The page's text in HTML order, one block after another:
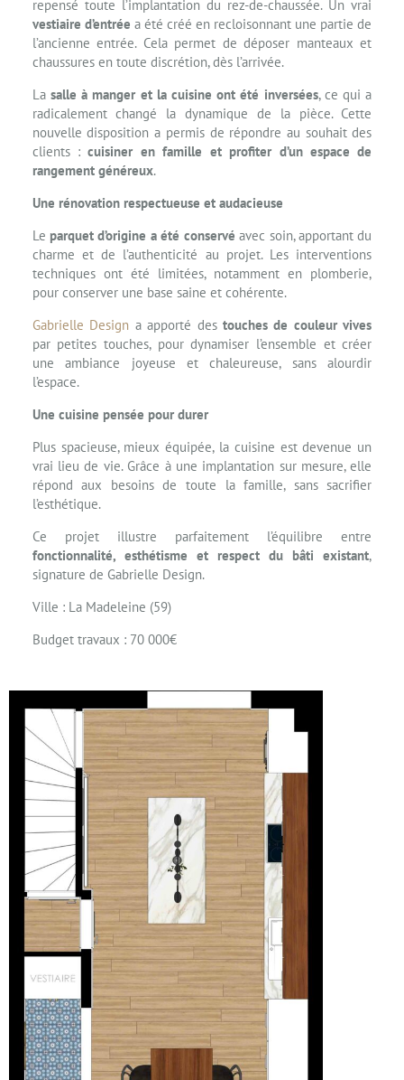
repensé toute l’implantation du rez-de-chaussée. Un vrai
vestiaire d’entrée a été créé en recloisonnant une partie de
l’ancienne entrée. Cela permet de déposer manteaux et
chaussures en toute discrétion, dès l’arrivée.
La salle à manger et la cuisine ont été inversées, ce qui a
radicalement changé la dynamique de la pièce. Cette
nouvelle disposition a permis de répondre au souhait des
clients :cuisiner en famille et profiter d’un espace de
rangement généreux.
Une rénovation respectueuse et audacieuse
Le parquet d’origine a été conservé avec soin, apportant du
charme et de l’authenticité au projet. Les interventions
techniques ont été limitées, notamment en plomberie,
pour conserver une base saine et cohérente.
Gabrielle Design a apporté des touches de couleur vives
par petites touches, pour dynamiser l’ensemble et créer
une ambiance joyeuse et chaleureuse, sans alourdir
l’espace.
Une cuisine pensée pour durer
Plus spacieuse, mieux équipée, la cuisine est devenue un
vrai lieu de vie. Grâce à une implantation sur mesure, elle
répond aux besoins de toute la famille, sans sacrifier
l’esthétique.
Ce projet illustre parfaitement l’équilibre entre
fonctionnalité, esthétisme et respect du bâti existant,
signature de Gabrielle Design.
Ville : La Madeleine (59)
Budget travaux : 70 000€